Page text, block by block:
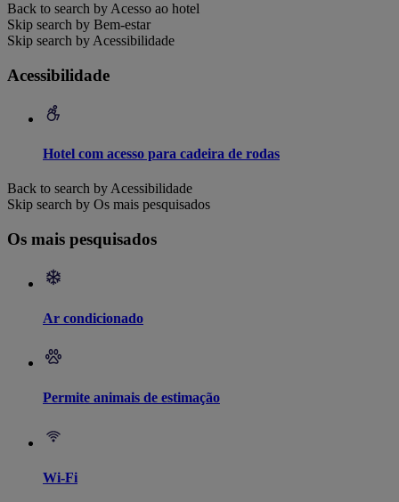
Back to search by Acesso ao hotel
Skip search by Bem-estar
Skip search by Acessibilidade
Acessibilidade
Hotel com acesso para cadeira de rodas
Back to search by Acessibilidade
Skip search by Os mais pesquisados
Os mais pesquisados
Ar condicionado
Permite animais de estimação
Wi-Fi